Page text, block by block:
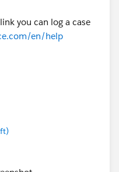
you can log a case
en/help